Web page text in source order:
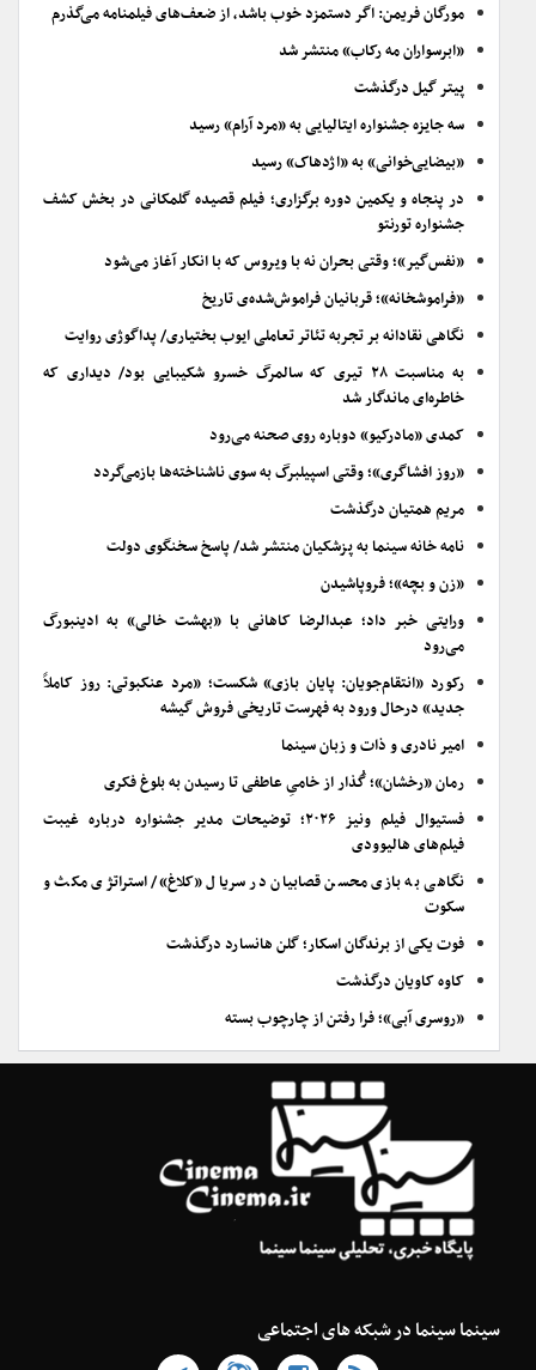
مورگان فریمن: اگر دستمزد خوب باشد، از ضعف‌های فیلمنامه می‌گذرم
«ابرسواران مه رکاب» منتشر شد
پیتر گیل درگذشت
سه جایزه جشنواره ایتالیایی به «مرد آرام» رسید
«بیضایی‌خوانی» به «اژدهاک» رسید
در پنجاه و یکمین دوره برگزاری؛ فیلم قصیده گلمکانی در بخش کشف
جشنواره تورنتو
«نفس‌گیر»؛ وقتی بحران نه با ویروس که با انکار آغاز می‌شود
«فراموشخانه»؛ قربانیان فراموش‌شده‌ی تاریخ
نگاهی نقادانه بر تجربه تئاتر تعاملی ایوب بختیاری/ پداگوژی روایت
به مناسبت ۲۸ تیری که سالمرگ خسرو شکیبایی بود/ دیداری که
خاطره‌ای ماندگار شد
کمدی «مادرکیو» دوباره روی صحنه می‌رود
«روز افشاگری»؛ وقتی اسپیلبرگ به سوی ناشناخته‌ها بازمی‌گردد
مریم همتیان درگذشت
نامه خانه سینما به پزشکیان منتشر شد/ پاسخ سخنگوی دولت
«زن و بچه»؛ فروپاشیدن
ورایتی خبر داد؛ عبدالرضا کاهانی با «بهشت خالی» به ادینبورگ
می‌رود
رکورد «انتقام‌جویان: پایان بازی» شکست؛ «مرد عنکبوتی: روز کاملاً
جدید» درحال ورود به فهرست تاریخی فروش گیشه
امیر نادری و ذات و زبان سینما
رمان «رخشان»؛ گُذار از خامیِ عاطفی تا رسیدن به بلوغ فکری
فستیوال فیلم ونیز ۲۰۲۶؛ توضیحات مدیر جشنواره درباره غیبت
فیلم‌های هالیوودی
نگاهی به بازی محسن قصابیان در سریال «کلاغ»/ استراتژی مکث و
سکوت
فوت یکی از برندگان اسکار؛ گلن هانسارد درگذشت
کاوه کاویان درگذشت
«روسری آبی»؛ فرا رفتن از چارچوب بسته
سینما سینما در شبکه های اجتماعی